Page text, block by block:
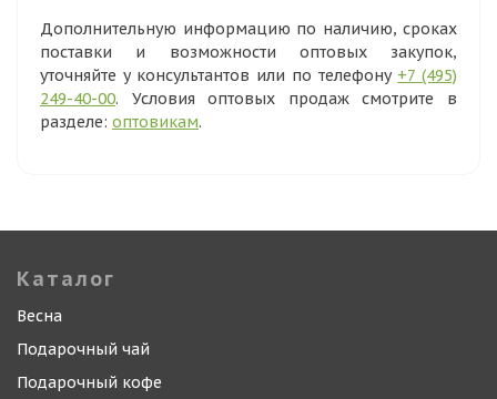
Дополнительную информацию по наличию, сроках
поставки и возможности оптовых закупок,
уточняйте у консультантов или по телефону +7 (495)
249-40-00. Условия оптовых продаж смотрите в
разделе: оптовикам.
Каталог
Весна
Подарочный чай
Подарочный кофе